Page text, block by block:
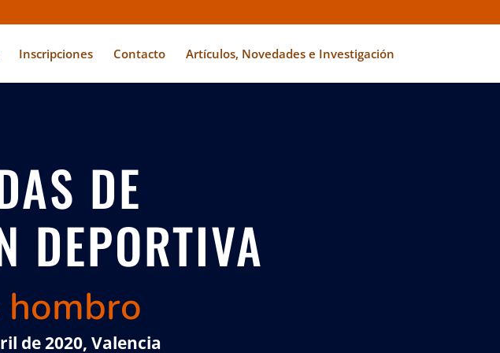
Inscripciones Contacto Artículos, Novedades e Investigación
DE
DEPORTIVA
de 2020, Valencia